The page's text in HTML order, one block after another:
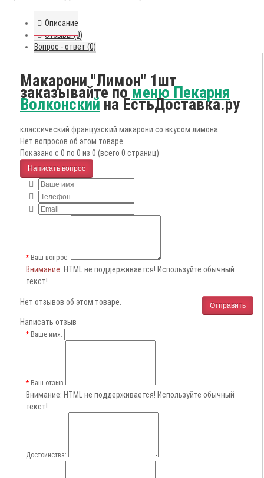
Описание
Отзывы (0)
Вопрос - ответ (0)
Макарони "Лимон" 1шт
заказывайте поменю Пекарня
Волконскийна ЕстьДоставка.ру
классический французский макарони со вкусом лимона
Нет вопросов об этом товаре.
Показано с 0 по 0 из 0 (всего 0 страниц)
Написать вопрос
Ваш вопрос:
Внимание: HTML не поддерживается! Используйте обычный
текст!
Отправить
Нет отзывов об этом товаре.
Написать отзыв
Ваше имя:
Ваш отзыв
Внимание: HTML не поддерживается! Используйте обычный
текст!
Достоинства: